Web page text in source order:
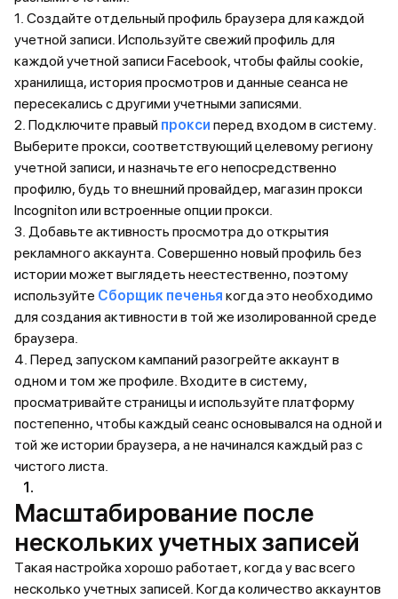
1. Создайте отдельный профиль браузера для каждой
учетной записи. Используйте свежий профиль для
каждой учетной записи Facebook, чтобы файлы cookie,
хранилища, история просмотров и данные сеанса не
пересекались с другими учетными записями.
2. Подключите правый прокси перед входом в систему.
Выберите прокси, соответствующий целевому региону
учетной записи, и назначьте его непосредственно
профилю, будь то внешний провайдер, магазин прокси
Incogniton или встроенные опции прокси.
3. Добавьте активность просмотра до открытия
рекламного аккаунта. Совершенно новый профиль без
истории может выглядеть неестественно, поэтому
используйте Сборщик печенья когда это необходимо
для создания активности в той же изолированной среде
браузера.
4. Перед запуском кампаний разогрейте аккаунт в
одном и том же профиле. Входите в систему,
просматривайте страницы и используйте платформу
постепенно, чтобы каждый сеанс основывался на одной и
той же истории браузера, а не начинался каждый раз с
чистого листа.
Масштабирование после
нескольких учетных записей
Такая настройка хорошо работает, когда у вас всего
несколько учетных записей. Когда количество аккаунтов